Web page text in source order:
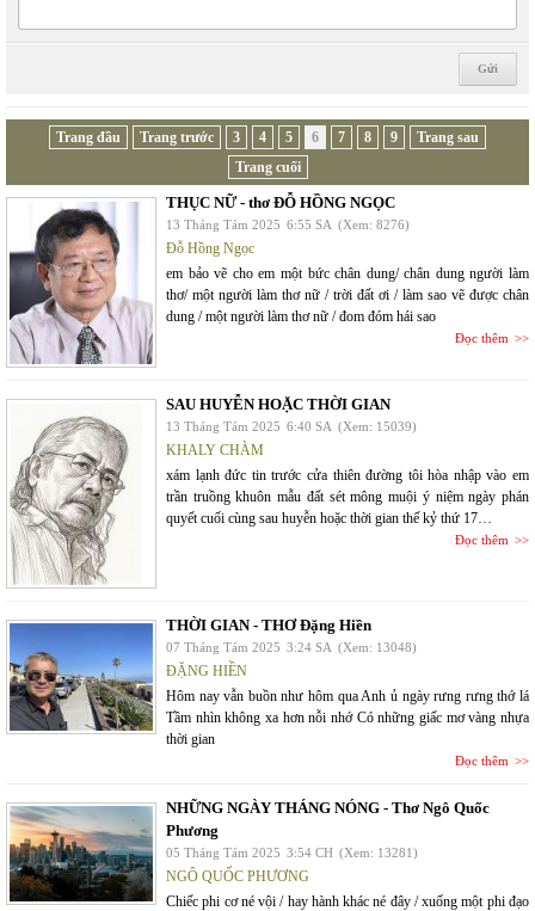
Trang đầu Trang trước 3 4 5 6 7 8 9
Trang sau
Trang cuối
THỤC NỮ - thơ ĐỖ HỒNG NGỌC
13 Tháng Tám 2025 6:55 SA (Xem: 8276)
Đỗ Hồng Ngọc
em bảo vẽ cho em một bức chân dung/ chân dung người làm
thơ/ một người làm thơ nữ / trời đất ơi / làm sao vẽ được chân
dung / một người làm thơ nữ / đom đóm hái sao
Đọc thêm
SAU HUYỄN HOẶC THỜI GIAN
13 Tháng Tám 2025 6:40 SA (Xem: 15039)
KHALY CHÀM
xám lạnh đức tin trước cửa thiên đường tôi hòa nhập vào em
trần truồng khuôn mẫu đất sét mông muội ý niệm ngày phán
quyết cuối cùng sau huyễn hoặc thời gian thế kỷ thứ 17…
Đọc thêm
THỜI GIAN - THƠ Đặng Hiền
07 Tháng Tám 2025 3:24 SA (Xem: 13048)
ĐẶNG HIỀN
Hôm nay vẫn buồn như hôm qua Anh ủ ngày rưng rưng thớ lá
Tầm nhìn không xa hơn nỗi nhớ Có những giấc mơ vàng nhựa
thời gian
Đọc thêm
NHỮNG NGÀY THÁNG NÓNG - Thơ Ngô Quốc
Phương
05 Tháng Tám 2025 3:54 CH (Xem: 13281)
NGÔ QUỐC PHƯƠNG
Chiếc phi cơ né vội / hay hành khác né đây / xuống một phi đạo